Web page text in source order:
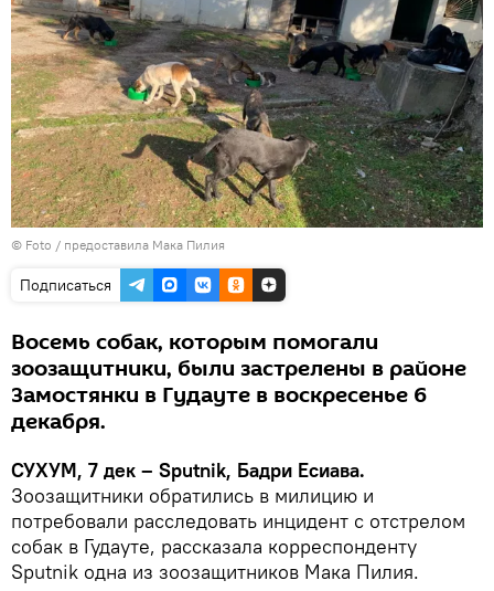
© Foto / предоставила Мака Пилия
Подписаться
Восемь собак, которым помогали
зоозащитники, были застрелены в районе
Замостянки в Гудауте в воскресенье 6
декабря.
СУХУМ, 7 дек – Sputnik, Бадри Есиава.
Зоозащитники обратились в милицию и
потребовали расследовать инцидент с отстрелом
собак в Гудауте, рассказала корреспонденту
Sputnik одна из зоозащитников Мака Пилия.